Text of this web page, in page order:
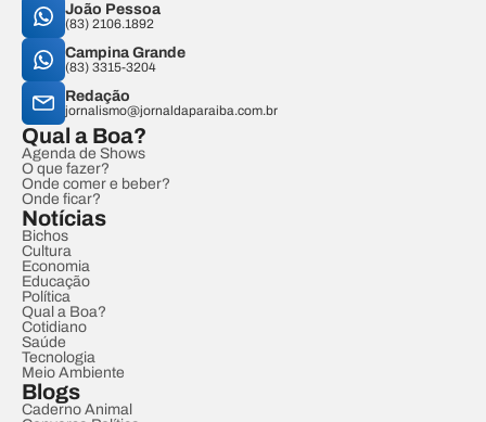
João Pessoa
(83) 2106.1892
Campina Grande
(83) 3315-3204
Redação
jornalismo@jornaldaparaiba.com.br
Qual a Boa?
Agenda de Shows
O que fazer?
Onde comer e beber?
Onde ficar?
Notícias
Bichos
Cultura
Economia
Educação
Política
Qual a Boa?
Cotidiano
Saúde
Tecnologia
Meio Ambiente
Blogs
Caderno Animal